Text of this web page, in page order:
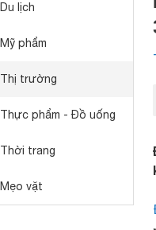
Du lịch
Mỹ phẩm
Thị trường
Thực phẩm - Đồ uống
Thời trang
Mẹo vặt